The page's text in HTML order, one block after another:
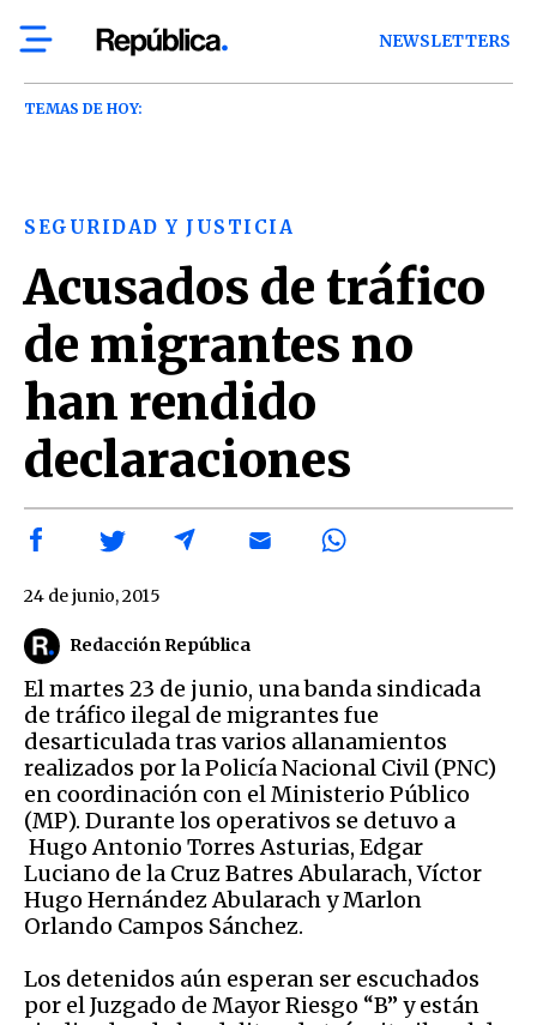
NEWSLETTERS
TEMAS DE HOY:
SEGURIDAD Y JUSTICIA
Acusados de tráfico
de migrantes no
han rendido
declaraciones
Redacción República
24 de junio, 2015
El martes 23 de junio, una banda sindicada
de tráfico ilegal de migrantes fue
desarticulada tras varios allanamientos
realizados por la Policía Nacional Civil (PNC)
en coordinación con el Ministerio Público
(MP). Durante los operativos se detuvo a
Hugo Antonio Torres Asturias, Edgar
Luciano de la Cruz Batres Abularach, Víctor
Hugo Hernández Abularach y Marlon
Orlando Campos Sánchez.
Los detenidos aún esperan ser escuchados
por el Juzgado de Mayor Riesgo “B” y están